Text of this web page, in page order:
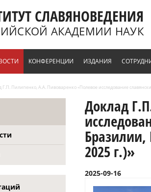
СЛАВЯНОВЕДЕНИЯ
АКАДЕМИИ НАУК
КОНФЕРЕНЦИИ ИЗДАНИЯ
Г.П. Пилипенко, А.А. Пивоваренко «Полевое исследование
Доклад
2025 г.)»
2025-09-16